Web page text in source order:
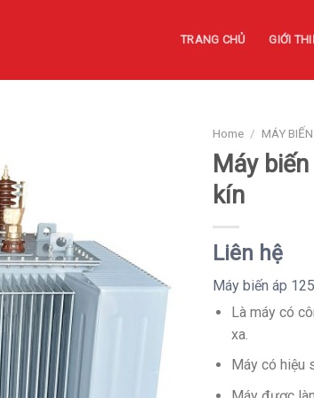
TRANG CHỦ GIỚI
Home / MÁY
Máy
kín
Liên hệ
Máy biến áp
Là máy có
xa.
Máy có hiệu